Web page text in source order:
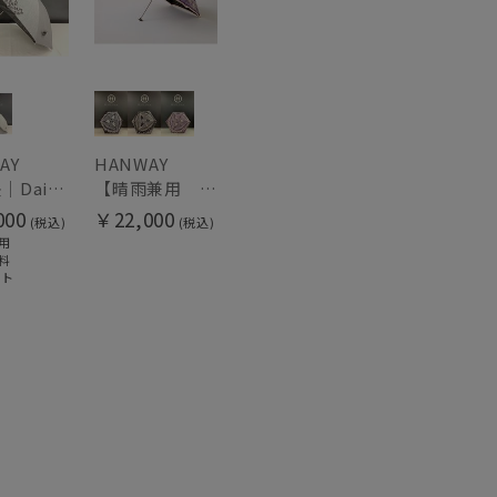
日傘 長｜Daisy [HANWAY]
(税込)
HANWAY
【晴雨兼用 折りたたみ日傘】ハンウェイ（ＨＡＮＷＡＹ）Vestido de frida（べスティード・デ・フリーダ）
￥22,000 (税込)